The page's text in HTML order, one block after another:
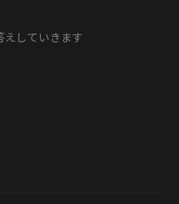
えしていきます